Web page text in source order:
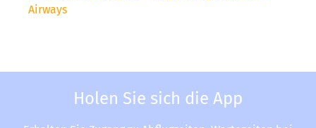
Airways
Holen Sie sich die App